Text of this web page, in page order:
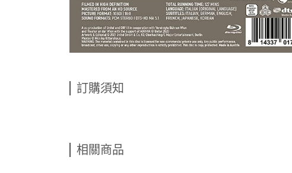
訂購須知
相關商品